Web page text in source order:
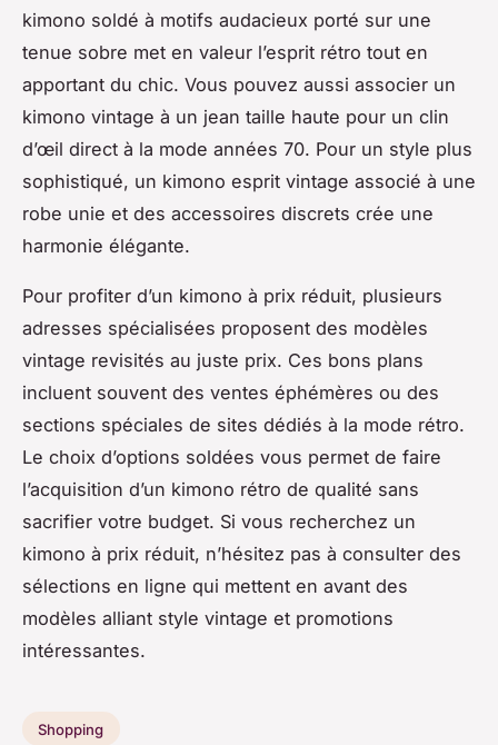
kimono soldé à motifs audacieux porté sur une
tenue sobre met en valeur l’esprit rétro tout en
apportant du chic. Vous pouvez aussi associer un
kimono vintage à un jean taille haute pour un clin
d’œil direct à la mode années 70. Pour un style plus
sophistiqué, un kimono esprit vintage associé à une
robe unie et des accessoires discrets crée une
harmonie élégante.
Pour profiter d’un kimono à prix réduit, plusieurs
adresses spécialisées proposent des modèles
vintage revisités au juste prix. Ces bons plans
incluent souvent des ventes éphémères ou des
sections spéciales de sites dédiés à la mode rétro.
Le choix d’options soldées vous permet de faire
l’acquisition d’un kimono rétro de qualité sans
sacrifier votre budget. Si vous recherchez un
kimono à prix réduit, n’hésitez pas à consulter des
sélections en ligne qui mettent en avant des
modèles alliant style vintage et promotions
intéressantes.
Shopping